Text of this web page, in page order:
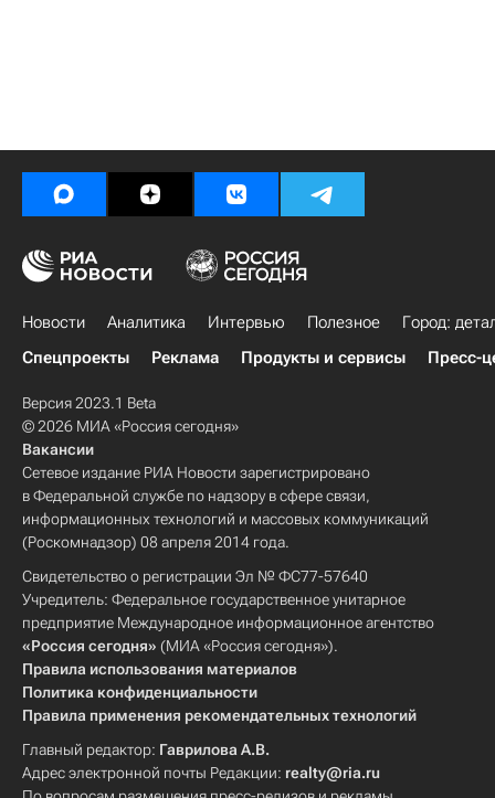
Новости Аналитика Интервью Полезное
Город:
Спецпроекты
Реклама Продукты и сервисы Пресс-
Версия 2023.1 Beta
© 2026 МИА «Россия сегодня»
Вакансии
Сетевое издание РИА Новости зарегистрировано
в Федеральной службе по надзору в сфере связи,
информационных технологий и массовых коммуникаций
(Роскомнадзор) 08 апреля 2014 года.
Свидетельство о регистрации Эл № ФС77-57640
Учредитель: Федеральное государственное унитарное
предприятие Международное информационное агентство
«Россия сегодня» (МИА «Россия сегодня»).
Правила использования материалов
Политика конфиденциальности
Правила применения рекомендательных технологий
Главный редактор: Гаврилова А.В.
Адрес электронной почты Редакции: realty@ria.ru